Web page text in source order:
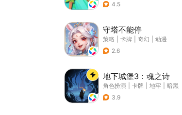
4.5
守塔不能停
策略 卡牌 奇幻
动漫
2.6
地下城堡3：魂之诗
角色扮演 卡牌 地牢
暗黑
3.9